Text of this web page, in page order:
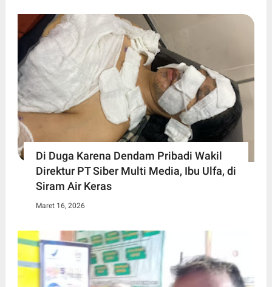
Di Duga Karena Dendam Pribadi Wakil
Direktur PT Siber Multi Media, Ibu Ulfa, di
Siram Air Keras
Maret 16, 2026